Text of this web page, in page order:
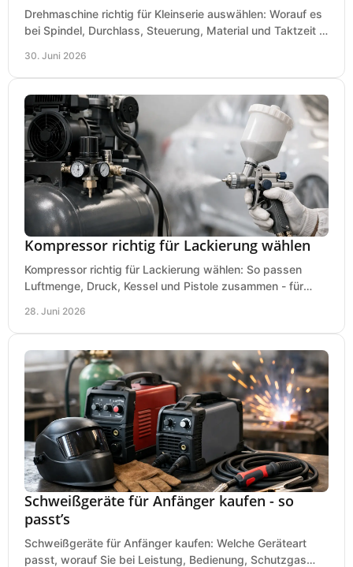
Drehmaschine richtig für Kleinserie auswählen: Worauf es
bei Spindel, Durchlass, Steuerung, Material und Taktzeit in
30. Juni 2026
Kompressor richtig für Lackierung wählen
Kompressor richtig für Lackierung wählen: So passen
Luftmenge, Druck, Kessel und Pistole zusammen - für
28. Juni 2026
Schweißgeräte für Anfänger kaufen - so
passt’s
Schweißgeräte für Anfänger kaufen: Welche Geräteart
passt, worauf Sie bei Leistung, Bedienung, Schutzgas